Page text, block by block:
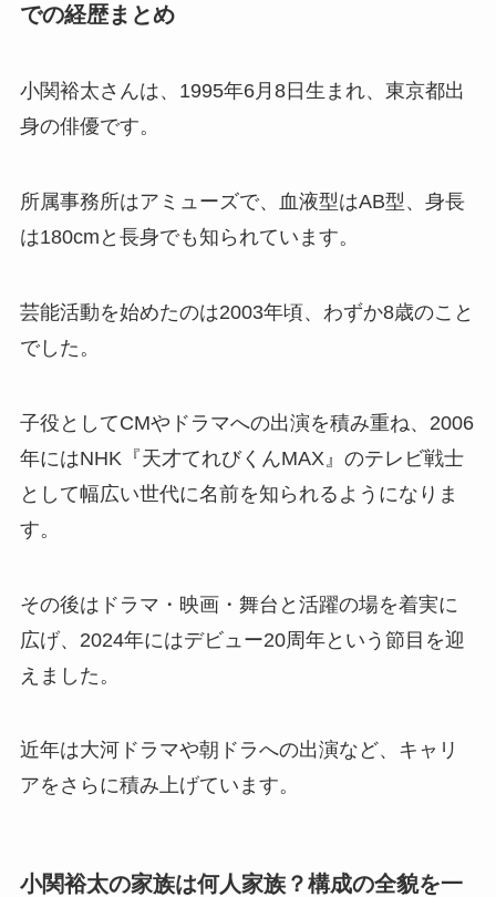
での経歴まとめ
小関裕太さんは、1995年6月8日生まれ、東京都出
身の俳優です。
所属事務所はアミューズで、血液型はAB型、身長
は180cmと長身でも知られています。
芸能活動を始めたのは2003年頃、わずか8歳のこと
でした。
子役としてCMやドラマへの出演を積み重ね、2006
年にはNHK『天才てれびくんMAX』のテレビ戦士
として幅広い世代に名前を知られるようになりま
す。
その後はドラマ・映画・舞台と活躍の場を着実に
広げ、2024年にはデビュー20周年という節目を迎
えました。
近年は大河ドラマや朝ドラへの出演など、キャリ
アをさらに積み上げています。
小関裕太の家族は何人家族？構成の全貌を一